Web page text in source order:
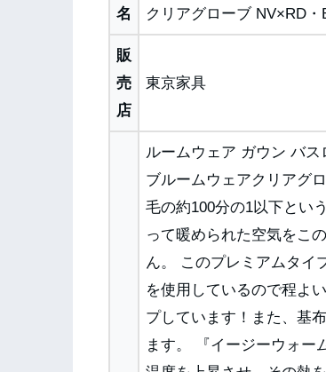
名
クリアグローブ NV×RD・
販
売
店
東京家具
ルームウェア ガウン バ
ブルームウェアクリアグ
毛の約100分の1以下とい
って暖められた空気をこ
ん。 このプレミアムタイ
を使用しているので程よ
プしています！また、基
ます。 『イージーウォー